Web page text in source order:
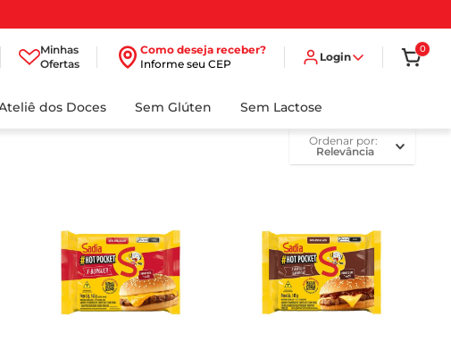
Minhas
Ofertas
Como deseja receber?
Informe seu CEP
Login
0
dos Doces Sem Glúten Sem Lactose
ordenar por
Relevância